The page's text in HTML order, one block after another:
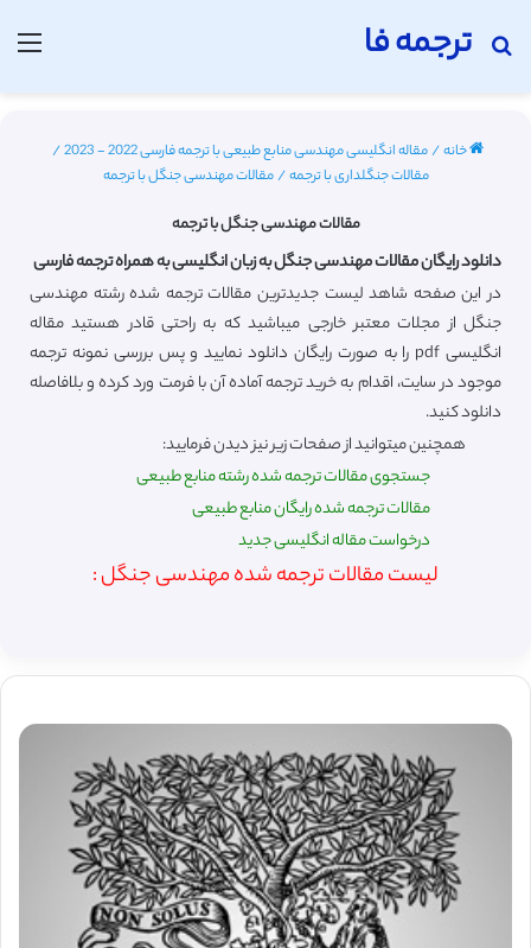
ترجمه فا
جستجو برای
خانه/مقاله انگلیسی مهندسی منابع طبیعی با ترجمه فارسی 2022 - 2023
/
مقالات جنگلداری با ترجمه/مقالات مهندسی جنگل با ترجمه
مقالات مهندسی جنگل با ترجمه
دانلود رایگان مقالات مهندسی جنگل به زبان انگلیسی به همراه ترجمه فارسی
در این صفحه شاهد لیست جدیدترین مقالات ترجمه شده رشته مهندسی
جنگل از مجلات معتبر خارجی میباشید که به راحتی قادر هستید مقاله
انگلیسی pdf را به صورت رایگان دانلود نمایید و پس بررسی نمونه ترجمه
موجود در سایت، اقدام به خرید ترجمه آماده آن با فرمت ورد کرده و بلافاصله
دانلود کنید.
همچنین میتوانید از صفحات زیر نیز دیدن فرمایید:
جستجوی مقالات ترجمه شده رشته منابع طبیعی
مقالات ترجمه شده رایگان منابع طبیعی
درخواست مقاله انگلیسی جدید
لیست مقالات ترجمه شده مهندسی جنگل :